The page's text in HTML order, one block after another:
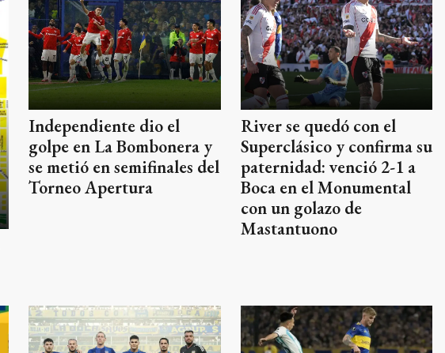
Independiente dio el
golpe en La Bombonera y
se metió en semifinales del
Torneo Apertura
River se quedó con el
Superclásico y confirma su
paternidad: venció 2-1 a
Boca en el Monumental
con un golazo de
Mastantuono